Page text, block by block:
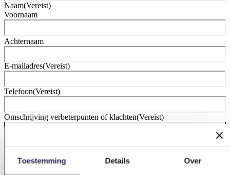
Toestemming Details Over
Naam(Vereist)
Voornaam
Achternaam
E-mailadres(Vereist)
Telefoon(Vereist)
Omschrijving verbeterpunten of klachten(Vereist)